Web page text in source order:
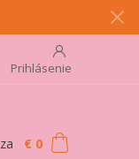
Prihlásenie
za € 0